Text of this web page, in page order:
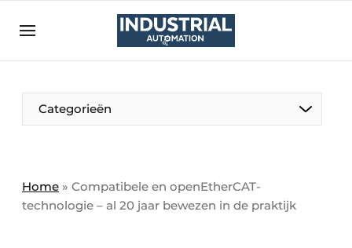
Aanmelden
Bedrijven
Bedrijven
Direct contact
Eigen content aanleveren
Categorieën
Home » Compatibele en openEtherCAT-
technologie – al 20 jaar bewezen in de praktijk